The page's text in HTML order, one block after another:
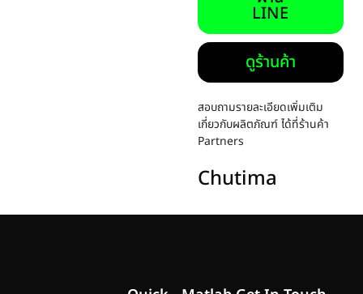
LINE
ดูร้านค้า
สอบถามรายละเอียดเพิ่มเติม
เกี่ยวกับผลิตภัณฑ์ ได้ที่ร้านค้า
Partners
Chutima